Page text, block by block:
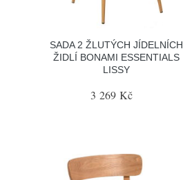
SADA 2 ŽLUTÝCH JÍDELNÍCH
ŽIDLÍ BONAMI ESSENTIALS
LISSY
3 269 Kč